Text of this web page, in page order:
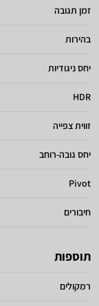
זמן תגובה
בהירות
יחס ניגודיות
HDR
זווית צפייה
יחס גובה-רוחב
Pivot
חיבורים
תוספות
רמקולים